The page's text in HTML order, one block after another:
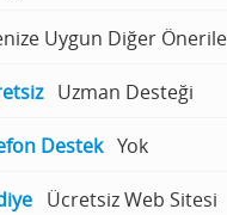
Uygun Diğer
Uzman Desteği
Destek Yok
Ücretsiz Web Sitesi